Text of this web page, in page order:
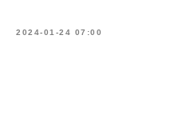
2024-01-24 07:00